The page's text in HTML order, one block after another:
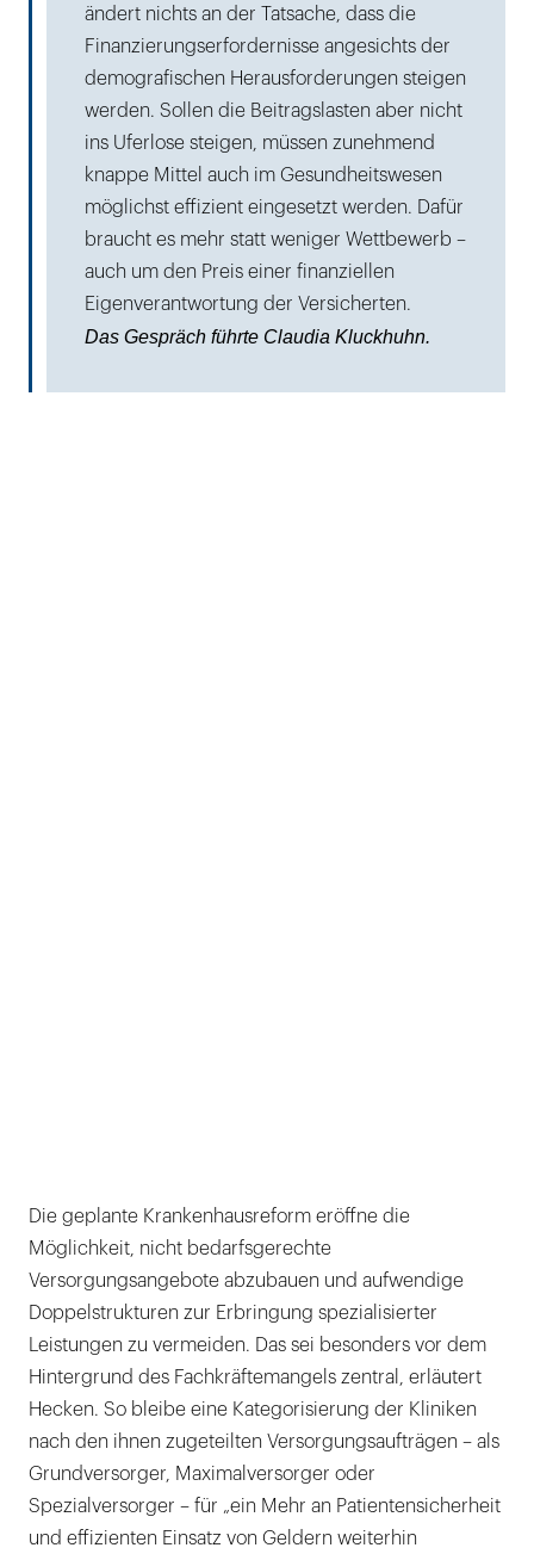
ändert nichts an der Tatsache, dass die
Finanzierungserfordernisse angesichts der
demografischen Herausforderungen steigen
werden. Sollen die Beitragslasten aber nicht
ins Uferlose steigen, müssen zunehmend
knappe Mittel auch im Gesundheitswesen
möglichst effizient eingesetzt werden. Dafür
braucht es mehr statt weniger Wettbewerb –
auch um den Preis einer finanziellen
Eigenverantwortung der Versicherten.
Das Gespräch führte Claudia Kluckhuhn.
Die geplante Krankenhausreform eröffne die
Möglichkeit, nicht bedarfsgerechte
Versorgungsangebote abzubauen und aufwendige
Doppelstrukturen zur Erbringung spezialisierter
Leistungen zu vermeiden. Das sei besonders vor dem
Hintergrund des Fachkräftemangels zentral, erläutert
Hecken. So bleibe eine Kategorisierung der Kliniken
nach den ihnen zugeteilten Versorgungsaufträgen – als
Grundversorger, Maximalversorger oder
Spezialversorger – für „ein Mehr an Patientensicherheit
und effizienten Einsatz von Geldern weiterhin